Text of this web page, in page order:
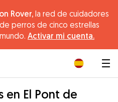
Rover, la red de cuidadores
perros de cinco estrellas
Activar mi cuenta.
en El Pont de